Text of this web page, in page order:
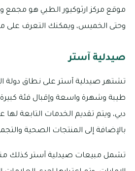
وحتى الخميس، ويمكنك التعرف على مزيد
صيدلية آستر
طيبة وشهرة واسعة وإقبال فئة كبيرة
دبي، ويتم تقديم الخدمات التابعة
بالإضافة إلى المنتجات الصحية
تشمل مبيعات صيدلية آستر كذلك